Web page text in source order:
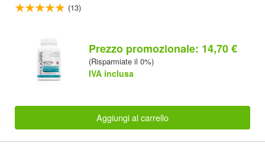
(13)
Prezzo promozionale: 14,70 €
(Risparmiate il 0%)
IVA inclusa
Aggiungi al carrello